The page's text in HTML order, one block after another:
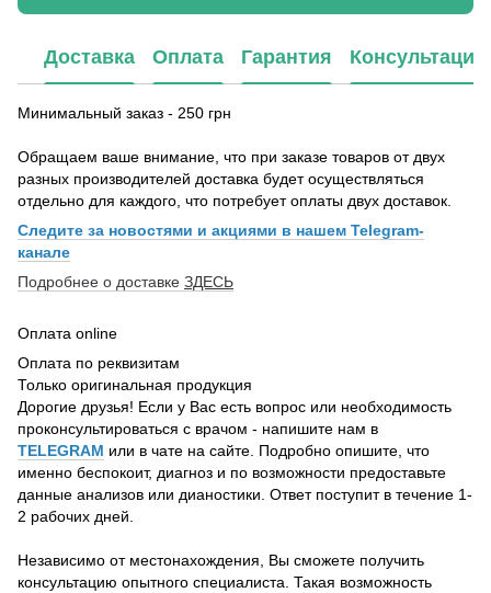
Доставка Оплата Гарантия Консультация
Минимальный заказ - 250 грн
Обращаем ваше внимание, что при заказе товаров от двух
разных производителей доставка будет осуществляться
отдельно для каждого, что потребует оплаты двух доставок.
Следите за новостями и акциями в нашем Telegram-
канале
Подробнее о доставке ЗДЕСЬ
Оплата online
Оплата по реквизитам
Только оригинальная продукция
Дорогие друзья! Если у Вас есть вопрос или необходимость
проконсультироваться с врачом - напишите нам в
TELEGRAM или в чате на сайте. Подробно опишите, что
именно беспокоит, диагноз и по возможности предоставьте
данные анализов или дианостики. Ответ поступит в течение 1-
2 рабочих дней.
Независимо от местонахождения, Вы сможете получить
консультацию опытного специалиста. Такая возможность